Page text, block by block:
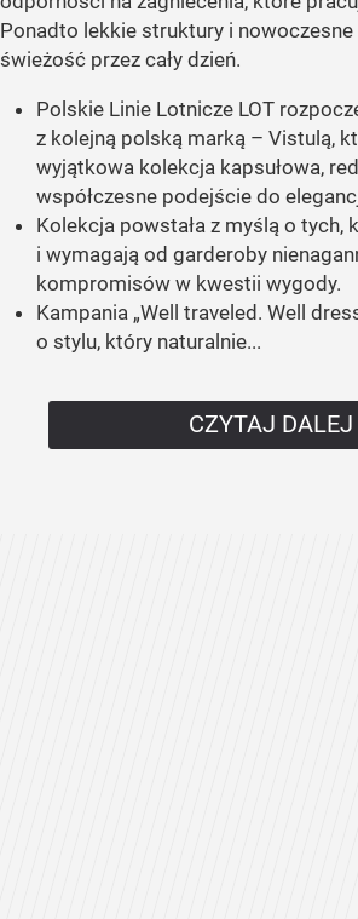
Ponadto lekkie struktury i nowoczesne
świeżość przez cały dzień.
Polskie Linie Lotnicze LOT
z kolejną polską marką – Vistulą,
wyjątkowa kolekcja kapsułowa,
współczesne podejście do
Kolekcja powstała z myślą o tych,
i wymagają od garderoby
kompromisów w kwestii wygody.
Kampania „Well traveled. Well
o stylu, który naturalnie...
CZYTAJ DALEJ